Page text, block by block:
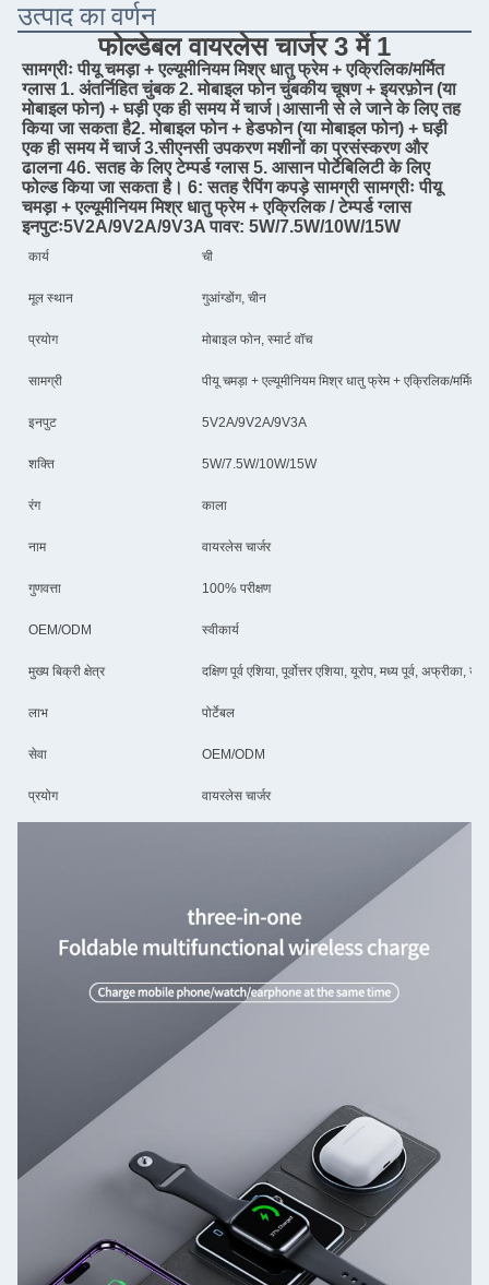
उत्पाद का वर्णन
फोल्डेबल वायरलेस चार्जर 3 में 1
सामग्रीः पीयू चमड़ा + एल्यूमीनियम मिश्र धातु फ्रेम + एक्रिलिक/मर्मित
ग्लास 1. अंतर्निहित चुंबक 2. मोबाइल फोन चुंबकीय चूषण + इयरफ़ोन (या
मोबाइल फोन) + घड़ी एक ही समय में चार्ज।आसानी से ले जाने के लिए तह
किया जा सकता है2. मोबाइल फोन + हेडफोन (या मोबाइल फोन) + घड़ी
एक ही समय में चार्ज 3.सीएनसी उपकरण मशीनों का प्रसंस्करण और
ढालना 46. सतह के लिए टेम्पर्ड ग्लास 5. आसान पोर्टेबिलिटी के लिए
फोल्ड किया जा सकता है। 6: सतह रैपिंग कपड़े सामग्री सामग्रीः पीयू
चमड़ा + एल्यूमीनियम मिश्र धातु फ्रेम + एक्रिलिक / टेम्पर्ड ग्लास
इनपुटः5V2A/9V2A/9V3A पावर: 5W/7.5W/10W/15W
कार्य ची
मूल स्थान गुआंग्डोंग, चीन
प्रयोग मोबाइल फोन, स्मार्ट वॉच
सामग्री पीयू चमड़ा + एल्यूमीनियम मिश्र धातु फ्रेम + एक्रिलिक/मर्मित
इनपुट 5V2A/9V2A/9V3A
शक्ति 5W/7.5W/10W/15W
रंग काला
नाम वायरलेस चार्जर
गुणवत्ता 100% परीक्षण
OEM/ODM स्वीकार्य
मुख्य बिक्री क्षेत्र दक्षिण पूर्व एशिया, पूर्वोत्तर एशिया, यूरोप, मध्य पूर्व, अफ्रीका,
लाभ पोर्टेबल
सेवा OEM/ODM
प्रयोग वायरलेस चार्जर